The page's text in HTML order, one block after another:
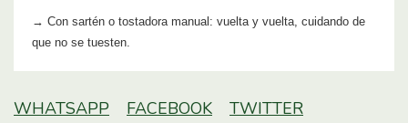
→ Con sartén o tostadora manual: vuelta y vuelta, cuidando de
que no se tuesten.
WHATSAPP FACEBOOK
TWITTER